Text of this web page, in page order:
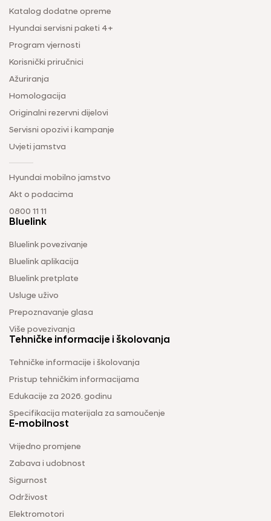
Katalog dodatne opreme
Hyundai servisni paketi 4+
Program vjernosti
Korisnički priručnici
Ažuriranja
Homologacija
Originalni rezervni dijelovi
Servisni opozivi i kampanje
Uvjeti jamstva
Hyundai mobilno jamstvo
Akt o podacima
0800 11 11
Bluelink
Bluelink povezivanje
Bluelink aplikacija
Bluelink pretplate
Usluge uživo
Prepoznavanje glasa
Više povezivanja
Tehničke informacije i školovanja
Tehničke informacije i školovanja
Pristup tehničkim informacijama
Edukacije za 2026. godinu
Specifikacija materijala za samoučenje
E-mobilnost
Vrijedno promjene
Zabava i udobnost
Sigurnost
Održivost
Elektromotori